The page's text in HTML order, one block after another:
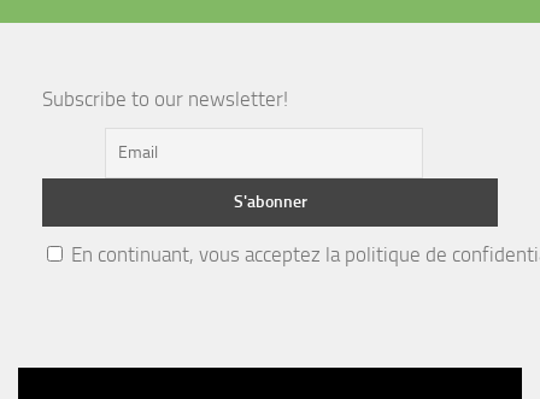
Subscribe to our newsletter!
En continuant, vous acceptez la politique de